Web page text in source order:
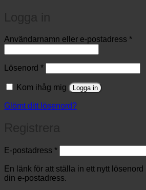
Användarnamn eller e-postadress *
Lösenord *Obligatoriskt
Kom ihåg mig Logga in
Glömt ditt lösenord?
E-postadress *Obligatoriskt
En länk för att ställa in ett nytt lösenord
din e-postadress.